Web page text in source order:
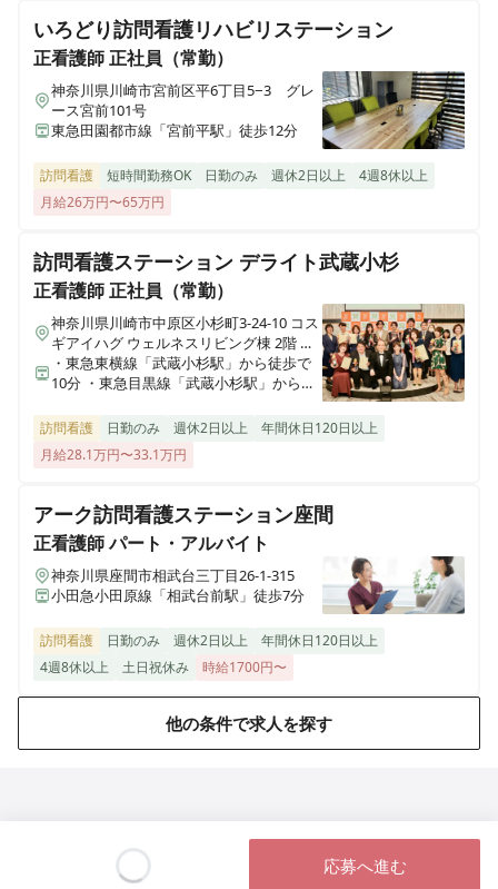
いろどり訪問看護リハビリステーション
正看護師正社員（常勤）
神奈川県川崎市宮前区平6丁目5−3 グレ
ース宮前101号
東急田園都市線「宮前平駅」徒歩12分
訪問看護 短時間勤務OK 日勤のみ 週休2日以上
4週8休以上
月給26万円〜65万円
訪問看護ステーション デライト武蔵小杉
正看護師正社員（常勤）
神奈川県川崎市中原区小杉町3-24-10 コス
ギアイハグ ウェルネスリビング棟 2階 オ
フィス
・東急東横線「武蔵小杉駅」から徒歩で
10分 ・東急目黒線「武蔵小杉駅」から徒
徒歩で9分
訪問看護 日勤のみ 週休2日以上
年間休日120日以上
月給28.1万円〜33.1万円
アーク訪問看護ステーション座間
正看護師パート・アルバイト
神奈川県座間市相武台三丁目26-1-315
小田急小田原線「相武台前駅」徒歩7分
訪問看護 日勤のみ 週休2日以上
年間休日120日以上
4週8休以上
土日祝休み 時給1700円〜
他の条件で求人を探す
応募へ進む